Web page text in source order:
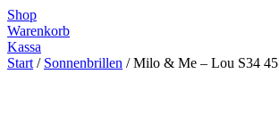
Zum
Inhalt
springen
Shop
Warenkorb
Kassa
Start / Sonnenbrillen / Milo & Me – Lou S34 45